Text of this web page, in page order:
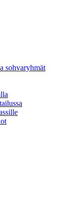
sohvaryhmät